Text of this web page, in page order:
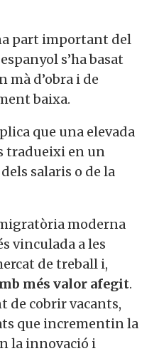
part important del
s’ha basat
mà d’obra i de
baixa.
que una elevada
tradueixi en un
salaris o de la
moderna
vinculada a les
de treball i,
més valor afegit.
de cobrir vacants,
que incrementin la
la innovació i